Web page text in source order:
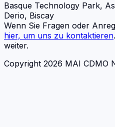
Basque Technology Park,
Derio, Biscay
Wenn Sie Fragen oder
hier, um uns zu kontaktieren
weiter.
Copyright 2026 MAI CDMO